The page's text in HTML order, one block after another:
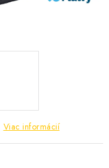
Viac informácií